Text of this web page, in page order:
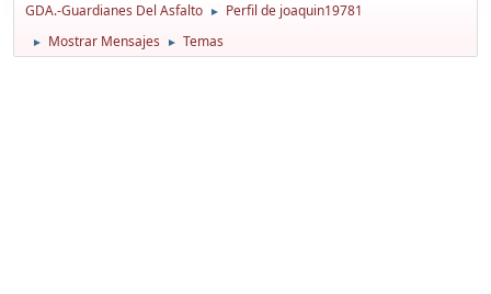
GDA.-Guardianes Del Asfalto ► Perfil de joaquin19781
► Mostrar Mensajes ► Temas